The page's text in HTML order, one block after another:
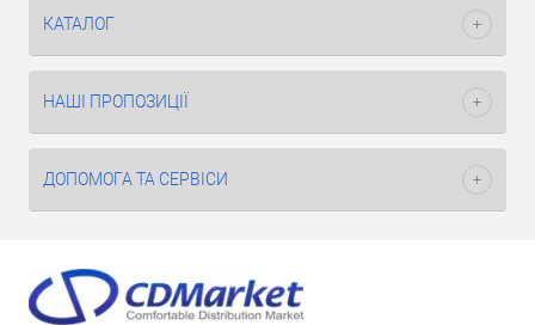
КАТАЛОГ
НАШІ ПРОПОЗИЦІЇ
ДОПОМОГА ТА СЕРВІСИ